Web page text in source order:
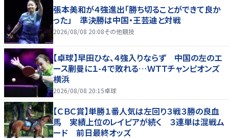
張本美和が４強進出「勝ち切ることができて良か
った」 準決勝は中国・王芸迪と対戦
2026/08/08 20:08その他競技
【卓球】早田ひな、４強入りならず 中国の左のエ
ース蒯曼に１-４で敗れる…ＷＴＴチャンピオンズ
横浜
2026/08/08 20:15卓球
【ＣＢＣ賞】単勝１番人気は左回り３戦３勝の良血
馬 実績上位のレイピアが続く ３連単は混戦ム
ード 前日最終オッズ